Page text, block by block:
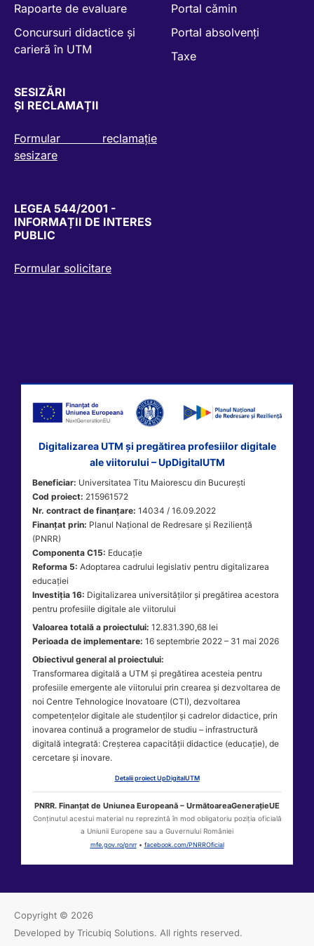
Rapoarte de evaluare
Concursuri didactice și
carieră în UTM
Portal cămin
Portal absolvenți
Taxe
SESIZĂRI
ȘI RECLAMAȚII
Formular reclamație
sesizare
LEGEA 544/2001 -
INFORMAȚII DE INTERES
PUBLIC
Formular solicitare
Digitalizarea UTM și pregătirea profesiilor digitale
ale viitorului – UpDigitalUTM
Beneficiar: Universitatea Titu Maiorescu din București
Cod proiect: 215961572
Nr. contract de finanțare: 14034 / 16.09.2022
Finanțat prin: Planul Național de Redresare și Reziliență
(PNRR)
Componenta C15: Educație
Reforma 5: Adoptarea cadrului legislativ pentru digitalizarea
educației
Investiția 16: Digitalizarea universităților și pregătirea acestora
pentru profesiile digitale ale viitorului
Valoarea totală a proiectului: 12.831.390,68 lei
Perioada de implementare: 16 septembrie 2022 – 31 mai 2026
Obiectivul general al proiectului:
Transformarea digitală a UTM și pregătirea acesteia pentru
profesiile emergente ale viitorului prin crearea și dezvoltarea de
noi Centre Tehnologice Inovatoare (CTI), dezvoltarea
competențelor digitale ale studenților și cadrelor didactice, prin
inovarea continuă a programelor de studiu – infrastructură
digitală integrată: Creșterea capacității didactice (educație), de
cercetare și inovare.
Detalii proiect UpDigitalUTM
PNRR. Finanțat de Uniunea Europeană – UrmătoareaGenerațieUE
Conținutul acestui material nu reprezintă în mod obligatoriu poziția oficială
a Uniunii Europene sau a Guvernului României
mfe.gov.ro/pnrr• facebook.com/PNRROficial
Copyright © 2026
Developed by Tricubiq Solutions. All rights reserved.